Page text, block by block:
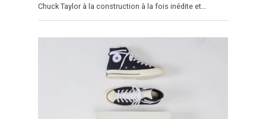
Chuck Taylor à la construction à la fois inédite et…